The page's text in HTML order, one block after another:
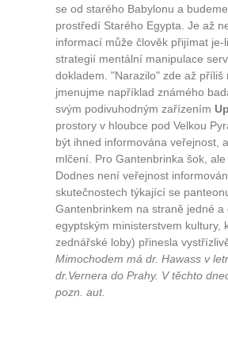
se od starého Babylonu a
prostředí Starého Egypta. Je až
informací může člověk přijímat
strategií mentální manipulace
dokladem. "Narazilo" zde až
jmenujme například známého
svým podivuhodným zařízením
prostory v hloubce pod Velkou
být ihned informována veřejnost,
mlčení. Pro Gantenbrinka šok,
Dodnes není veřejnost
skutečnostech týkající se
Gantenbrinkem na straně jedné a
egyptským ministerstvem kultury,
zednářské loby) přinesla
Mimochodem má dr. Hawass v
dr.Vernera do Prahy. V těchto
pozn. aut.